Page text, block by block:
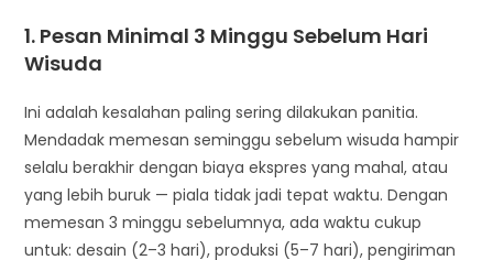
1. Pesan Minimal 3 Minggu Sebelum Hari
Wisuda
Ini adalah kesalahan paling sering dilakukan panitia.
Mendadak memesan seminggu sebelum wisuda hampir
selalu berakhir dengan biaya ekspres yang mahal, atau
yang lebih buruk — piala tidak jadi tepat waktu. Dengan
memesan 3 minggu sebelumnya, ada waktu cukup
untuk: desain (2–3 hari), produksi (5–7 hari), pengiriman